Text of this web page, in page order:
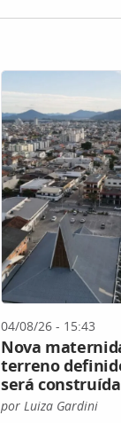
04/08/26 - 15:43
Nova
terreno
será construída
por Luiza Gardini